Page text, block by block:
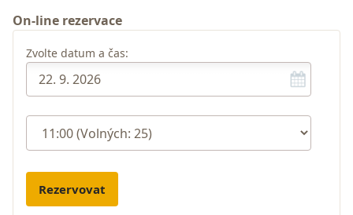
On-line rezervace
Zvolte datum a čas:
Rezervovat